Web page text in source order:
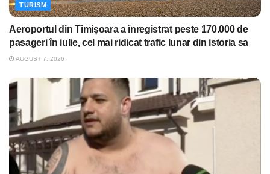
TURISM
Aeroportul din Timișoara a înregistrat peste 170.000 de
pasageri în iulie, cel mai ridicat trafic lunar din istoria sa
AUGUST 7, 2026